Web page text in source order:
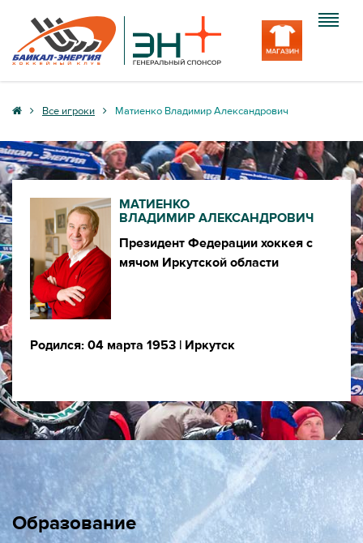
Клуб
Команда
Болельщику
Медиа
Все игроки Матиенко Владимир Александрович
МАТИЕНКО
ВЛАДИМИР АЛЕКСАНДРОВИЧ
Президент Федерации хоккея с
мячом Иркутской области
Родился: 04 марта 1953 | Иркутск
Образование